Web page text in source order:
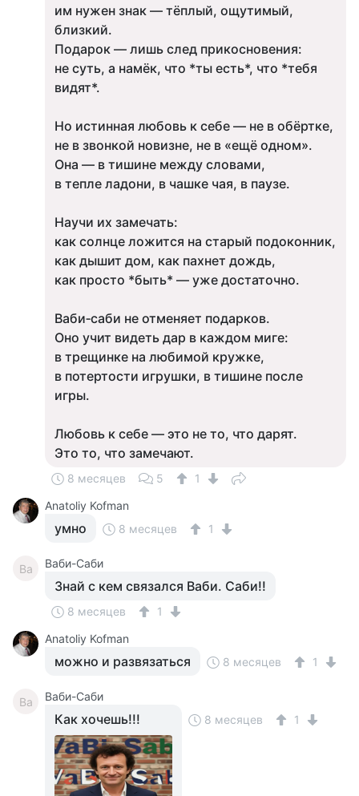
им нужен знак — тёплый, ощутимый,
близкий.
Подарок — лишь след прикосновения:
не суть, а намёк, что *ты есть*, что *тебя
видят*.
Но истинная любовь к себе — не в обёртке,
не в звонкой новизне, не в «ещё одном».
Она — в тишине между словами,
в тепле ладони, в чашке чая, в паузе.
Научи их замечать:
как солнце ложится на старый подоконник,
как дышит дом, как пахнет дождь,
как просто *быть* — уже достаточно.
Ваби‑саби не отменяет подарков.
Оно учит видеть дар в каждом миге:
в трещинке на любимой кружке,
в потертости игрушки, в тишине после
игры.
Любовь к себе — это не то, что дарят.
Это то, что замечают.
8 месяцев 5
1
Anatoliy Kofman
умно 8 месяцев 1
Ва Ваби-Саби
Знай с кем связался Ваби. Саби!!
8 месяцев
1
Anatoliy Kofman
можно и развязаться 8 месяцев 1
Ва Ваби-Саби
Как хочешь!!! 8 месяцев 1